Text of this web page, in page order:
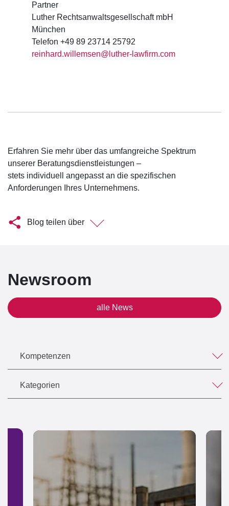
Partner
Luther Rechtsanwaltsgesellschaft mbH
München
Telefon +49 89 23714 25792
reinhard.willemsen@luther-lawfirm.com
Erfahren Sie mehr über das umfangreiche Spektrum
unserer Beratungsdienstleistungen –
stets individuell angepasst an die spezifischen
Anforderungen Ihres Unternehmens.
Blog teilen über
Newsroom
alle News
Kompetenzen
Kategorien